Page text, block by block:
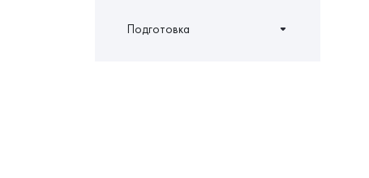
Подготовка